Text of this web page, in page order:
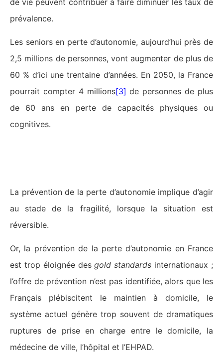
de vie peuvent contribuer à faire diminuer les taux de
prévalence.
Les seniors en perte d’autonomie, aujourd’hui près de
2,5 millions de personnes, vont augmenter de plus de
60 % d’ici une trentaine d’années. En 2050, la France
pourrait compter 4 millions[3] de personnes de plus
de 60 ans en perte de capacités physiques ou
cognitives.
La prévention de la perte d’autonomie implique d’agir
au stade de la fragilité, lorsque la situation est
réversible.
Or, la prévention de la perte d’autonomie en France
est trop éloignée desgold standards internationaux ;
l’offre de prévention n’est pas identifiée, alors que les
Français plébiscitent le maintien à domicile, le
système actuel génère trop souvent de dramatiques
ruptures de prise en charge entre le domicile, la
médecine de ville, l’hôpital et l’EHPAD.